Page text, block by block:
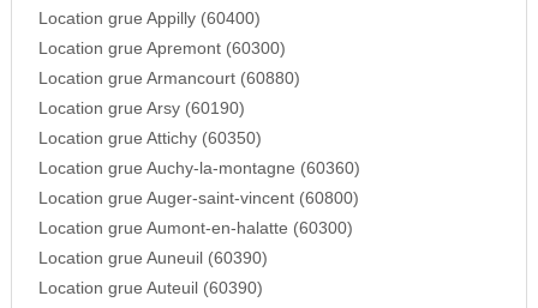
Location grue Appilly (60400)
Location grue Apremont (60300)
Location grue Armancourt (60880)
Location grue Arsy (60190)
Location grue Attichy (60350)
Location grue Auchy-la-montagne (60360)
Location grue Auger-saint-vincent (60800)
Location grue Aumont-en-halatte (60300)
Location grue Auneuil (60390)
Location grue Auteuil (60390)